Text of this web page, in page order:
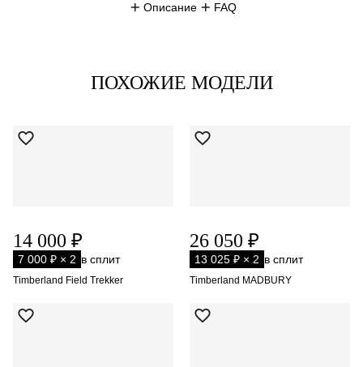
Описание FAQ
ПОХОЖИЕ МОДЕЛИ
14 000 ₽
7 000 ₽ × 2 в сплит
Timberland Field Trekker
26 050 ₽
13 025 ₽ × 2 в сплит
Timberland MADBURY